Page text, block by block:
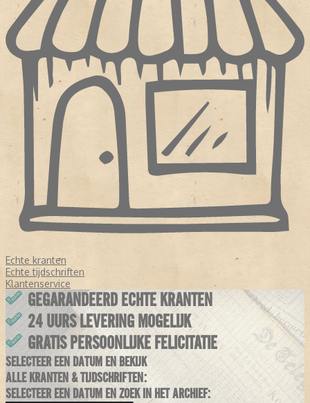
Echte kranten
Echte tijdschriften
Klantenservice
GEGARANDEERD ECHTE KRANTEN
24 UURS LEVERING MOGELIJK
GRATIS PERSOONLIJKE FELICITATIE
SELECTEER EEN DATUM EN BEKIJK
ALLE KRANTEN & TIJDSCHRIFTEN:
SELECTEER EEN DATUM EN ZOEK IN HET ARCHIEF: